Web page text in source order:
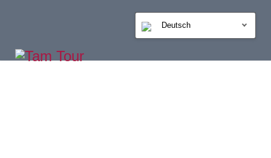
Deutsch